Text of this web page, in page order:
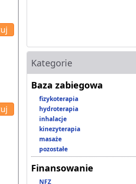
Kategorie
Baza zabiegowa
fizykoterapia
hydroterapia
inhalacje
kinezyterapia
masaże
pozostałe
Finansowanie
NFZ